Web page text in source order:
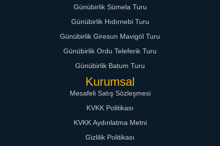
Günübirlik Sümela Turu
Günübirlik Hıdırnebi Turu
Günübirlik Giresun Mavigöl Turu
Günübirlik Ordu Teleferik Turu
Günübirlik Batum Turu
Kurumsal
Mesafeli Satış Sözleşmesi
KVKK Politikası
KVKK Aydınlatma Metni
Gizlilik Politikası